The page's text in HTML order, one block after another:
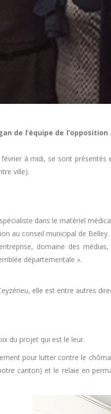
de l’équipe de
à midi, se sont présentés
ville).
dans le matériel
au conseil municipal de Belley.
domaine des
départementale ».
elle est entre autres
du projet qui est le leur.
pour lutter contre le
canton) et le relaie en